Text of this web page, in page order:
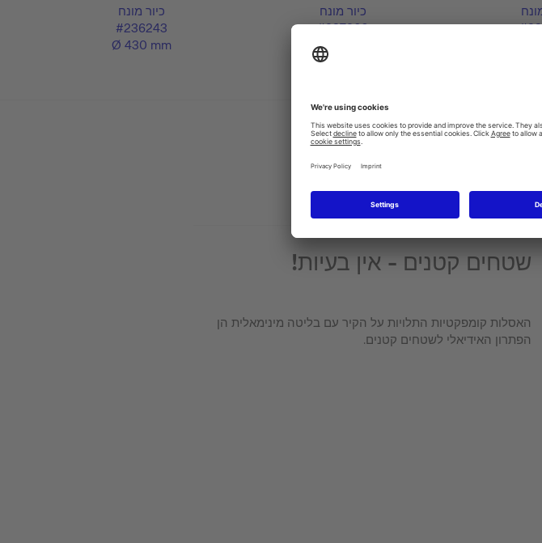
כיור מונח
#237260
600 x 400 mm
כיור מונח
#236243
Ø 430 mm
שטחים קטנים - אין בעיות!
האסלות קומפקטיות התלויות על הקיר עם בליטה מינימאלית הן
הפתרון האידיאלי לשטחים קטנים.